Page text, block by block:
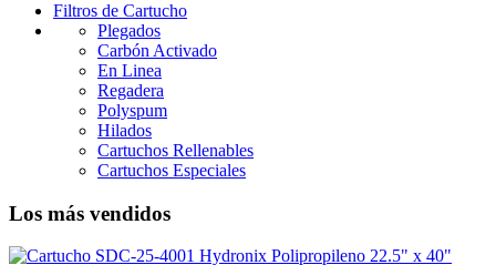
Filtros de Cartucho
Plegados
Carbón Activado
En Linea
Regadera
Polyspum
Hilados
Cartuchos Rellenables
Cartuchos Especiales
Los más vendidos